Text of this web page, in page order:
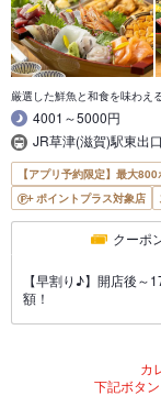
厳選した鮮魚と和食を味わえ
4001～5000円
JR草津(滋賀)駅東出
【アプリ予約限定】最大
ポイントプラス対象店
クーポ
【早割り♪】開店後～
額！
カ
下記ボタ